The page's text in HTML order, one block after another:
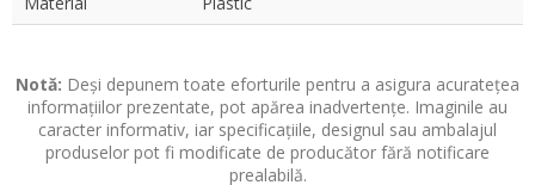
Notă: Deși depunem toate eforturile pentru a asigura acuratețea
informațiilor prezentate, pot apărea inadvertențe. Imaginile au
caracter informativ, iar specificațiile, designul sau ambalajul
produselor pot fi modificate de producător fără notificare
prealabilă.